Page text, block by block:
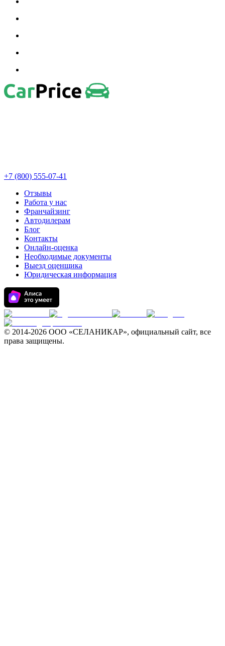
+7 (800) 555-07-41
Отзывы
Работа у нас
Франчайзинг
Автодилерам
Блог
Контакты
Онлайн-оценка
Необходимые документы
Выезд оценщика
Юридическая информация
© 2014-2026 ООО «СЕЛАНИКАР», официальный сайт, все
права защищены.